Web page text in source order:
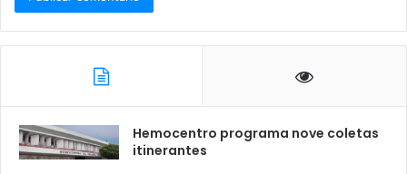
Hemocentro programa nove coletas
itinerantes